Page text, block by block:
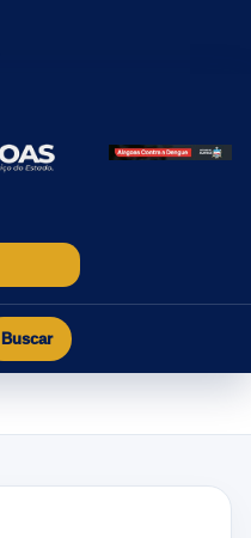
Buscar